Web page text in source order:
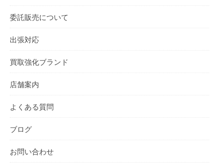
委託販売について
出張対応
買取強化ブランド
店舗案内
よくある質問
ブログ
お問い合わせ